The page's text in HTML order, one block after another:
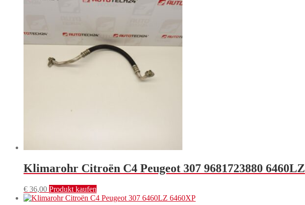
Klimarohr Citroën C4 Peugeot 307 9681723880 6460LZ
€ 36,00 Produkt kaufen